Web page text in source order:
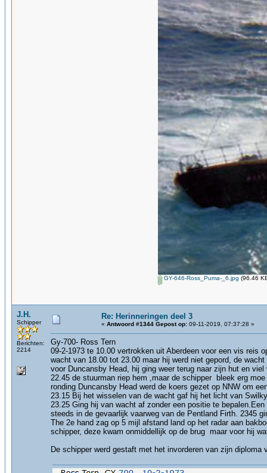
GY-646-Ross_Puma-_6.jpg (96.46
J.H.
Schipper
Berichten:
2214
Re: Herinneringen deel 3
« Antwoord #1344 Gepost op: 09-11-2019, 07:37:28 »
Gy-700- Ross Tern
09-2-1973 te 10.00 vertrokken uit Aberdeen voor een vis reis
wacht van 18.00 tot 23.00 maar hij werd niet gepord, de
voor Duncansby Head, hij ging weer terug naar zijn hut en
22.45 de stuurman riep hem ,maar de schipper bleek erg
ronding Duncansby Head werd de koers gezet op NNW om
23.15 Bij het wisselen van de wacht gaf hij het licht van
23.25 Ging hij van wacht af zonder een positie te
steeds in de gevaarlijk vaarweg van de Pentland Firth. 2345
The 2e hand zag op 5 mijl afstand land op het radar aan
schipper, deze kwam onmiddellijk op de brug maar voor hij
De schipper werd gestaft met het invorderen van zijn diploma